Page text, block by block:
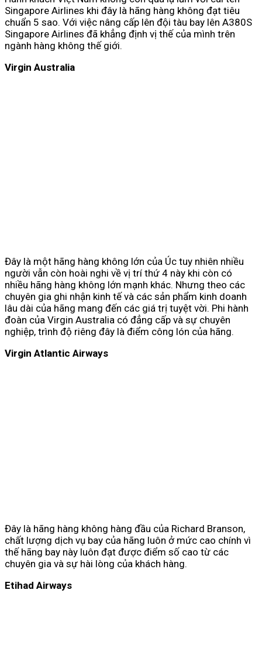
Singapore Airlines khi đây là hãng hàng không đạt tiêu
chuẩn 5 sao. Với việc nâng cấp lên đội tàu bay lên A380S
Singapore Airlines đã khẳng định vị thế của mình trên
ngành hàng không thế giới.
Virgin Australia
Đây là một hãng hàng không lớn của Úc tuy nhiên nhiều
người vẫn còn hoài nghi về vị trí thứ 4 này khi còn có
nhiều hãng hàng không lớn mạnh khác. Nhưng theo các
chuyên gia ghi nhận kinh tế và các sản phẩm kinh doanh
lâu dài của hãng mang đến các giá trị tuyệt vời. Phi hành
đoàn của Virgin Australia có đẳng cấp và sự chuyên
nghiệp, trình độ riêng đây là điểm công lón của hãng.
Virgin Atlantic Airways
Đây là hãng hàng không hàng đầu của Richard Branson,
chất lượng dịch vụ bay của hãng luôn ở mức cao chính vì
thế hãng bay này luôn đạt được điểm số cao từ các
chuyên gia và sự hài lòng của khách hàng.
Etihad Airways